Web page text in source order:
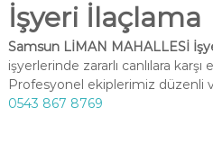
İşyeri İlaçlama
Samsun LİMAN MAHALLESİ
işyerlerinde zararlı canlılara
Profesyonel ekiplerimiz düzenli
0543 867 8769